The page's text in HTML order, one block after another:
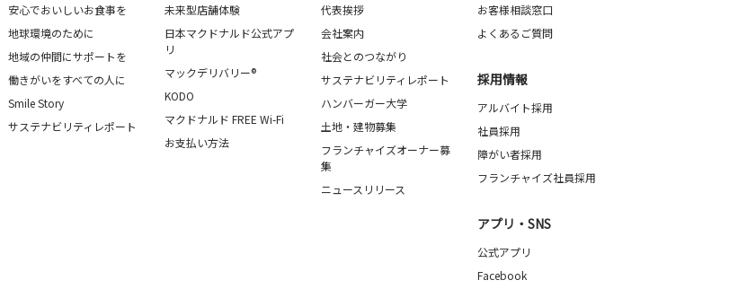
安心でおいしいお食事を
地球環境のために
地域の仲間にサポートを
働きがいをすべての人に
Smile Story
サステナビリティレポート
未来型店舗体験
日本マクドナルド公式アプ
リ
マックデリバリー®
KODO
マクドナルド FREE Wi-Fi
お支払い方法
代表挨拶
会社案内
社会とのつながり
サステナビリティレポート
ハンバーガー大学
土地・建物募集
フランチャイズオーナー募
集
ニュースリリース
お客様相談窓口
よくあるご質問
採用情報
アルバイト採用
社員採用
障がい者採用
フランチャイズ社員採用
アプリ・SNS
公式アプリ
Facebook